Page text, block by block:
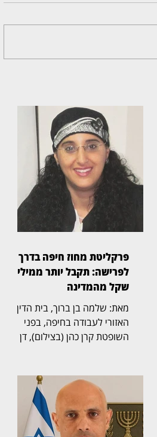
פרקליטת מחוז חיפה בדרך
לפרישה: תקבל יותר ממיליון
שקל מהמדינה
מאת: שלמה בן ברוך, בית הדין
האזורי לעבודה בחיפה, בפני
השופטת קרן כהן (בצילום), דן
התפקידים הבכירים בפרקליטות
המדינה, ובמחלוקת על תנאי
הפרישה, השכר והזכויות
הפנסיוניות עם סיום כהונתה.